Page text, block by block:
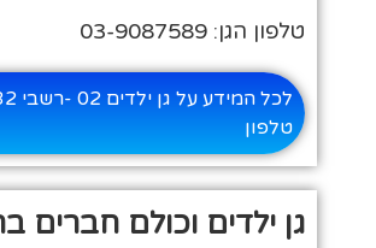
טלפון הגן: 03-9087589
טלפון
גן ילדים וכולם חברים